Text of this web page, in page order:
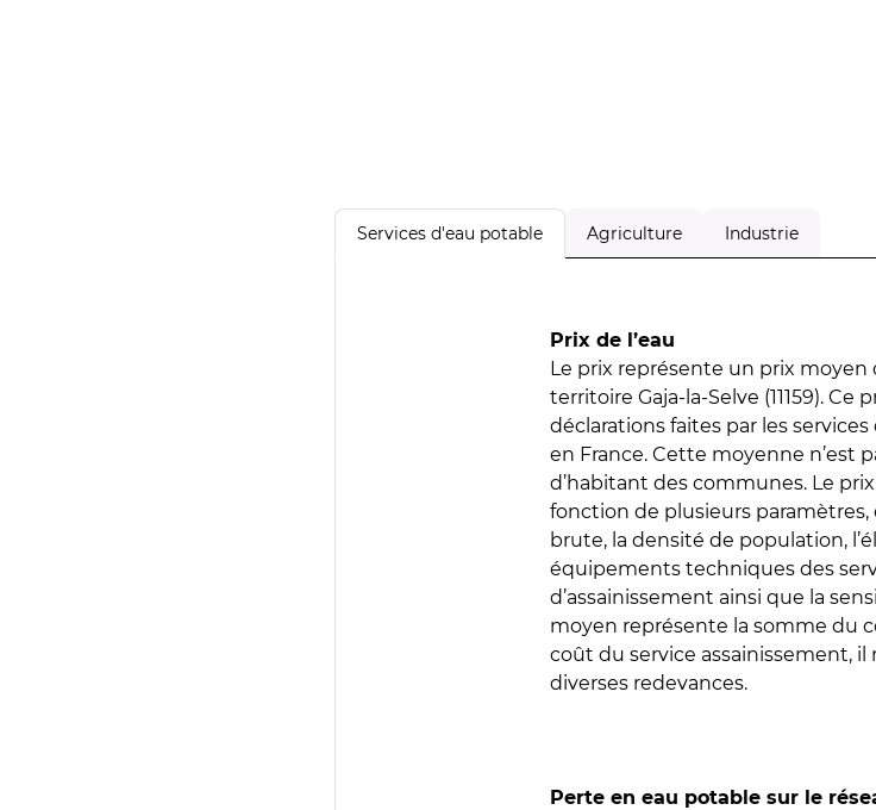
Services d'eau potable Agriculture Industrie
Prix de l’eau
Le prix représente un prix moyen
territoire Gaja-la-Selve (11159). Ce
déclarations faites par les
en France. Cette moyenne n’est
d’habitant des communes. Le
fonction de plusieurs
brute, la densité de population,
équipements techniques des
d’assainissement ainsi que la
moyen représente la somme du
coût du service assainissement,
diverses redevances.
Perte en eau potable sur le